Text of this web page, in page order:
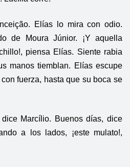
Elías lo mira con odio.
de Moura Júnior. ¡Y aquella
piensa Elías. Siente rabia
manos tiemblan. Elías escupe
fuerza, hasta que su boca se
Marcílio. Buenos días, dice
a los lados, ¡este mulato!,